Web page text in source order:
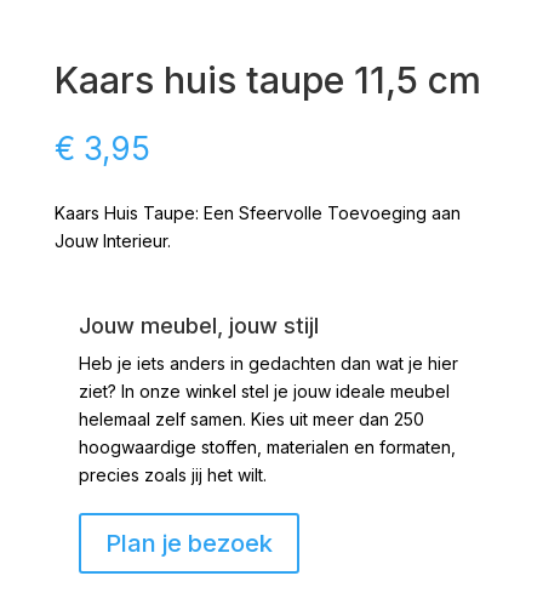
Kaars huis taupe 11,5 cm
€ 3,95
Kaars Huis Taupe: Een Sfeervolle Toevoeging aan
Jouw Interieur.
Jouw meubel, jouw stijl
Heb je iets anders in gedachten dan wat je hier
ziet? In onze winkel stel je jouw ideale meubel
helemaal zelf samen. Kies uit meer dan 250
hoogwaardige stoffen, materialen en formaten,
precies zoals jij het wilt.
Plan je bezoek